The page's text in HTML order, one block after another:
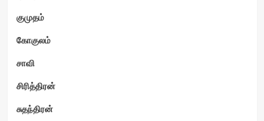
குமுதம்
கோகுலம்
சாவி
சிரித்திரன்
சுதந்திரன்